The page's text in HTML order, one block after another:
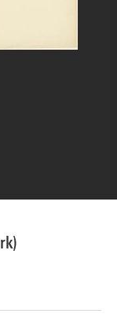
Dist. GrandPalaisRmn